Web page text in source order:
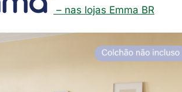
– nas lojas Emma BR